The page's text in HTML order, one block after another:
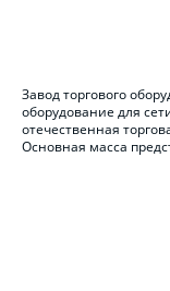
Завод торгового
оборудование для
отечественная
Основная масса